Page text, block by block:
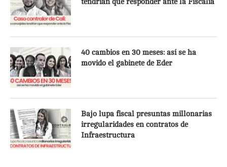
40 cambios en 30 meses: así se ha
movido el gabinete de Eder
Bajo lupa fiscal presuntas millonarias
irregularidades en contratos de
Infraestructura